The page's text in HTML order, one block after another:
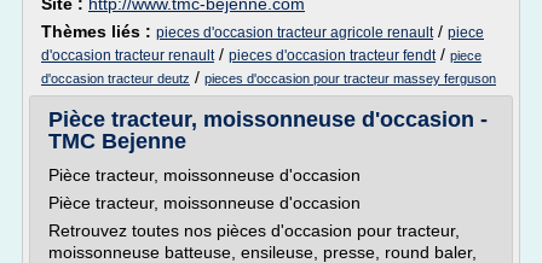
Thèmes liés : pieces d'occasion tracteur agricole renault/ piece
d'occasion tracteur renault/ pieces d'occasion tracteur fendt/ piece
d'occasion tracteur deutz / pieces d'occasion pour tracteur massey ferguson
Pièce tracteur, moissonneuse d'occasion -
TMC Bejenne
Pièce tracteur, moissonneuse d'occasion
Pièce tracteur, moissonneuse d'occasion
Retrouvez toutes nos pièces d'occasion pour tracteur,
moissonneuse batteuse, ensileuse, presse, round baler,